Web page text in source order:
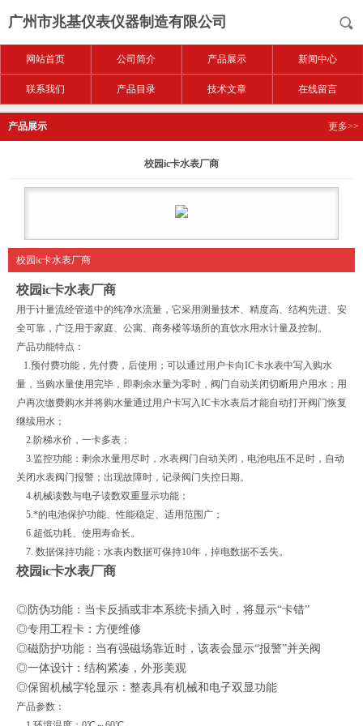
广州市兆基仪表仪器制造有限公司
网站首页 公司简介 产品展示 新闻中心
联系我们 产品目录 技术文章 在线留言
产品展示 更多>>
校园ic卡水表厂商
校园ic卡水表厂商
校园ic卡水表厂商
用于计量流经管道中的纯净水流量，它采用测量技术、精度高、结构先进、安
全可靠，广泛用于家庭、公寓、商务楼等场所的直饮水用水计量及控制。
产品功能特点：
1.预付费功能，先付费，后使用；可以通过用户卡向IC卡水表中写入购水
量，当购水量使用完毕，即剩余水量为零时，阀门自动关闭切断用户用水；用
户再次缴费购水并将购水量通过用户卡写入IC卡水表后才能自动打开阀门恢复
继续用水；
2.阶梯水价，一卡多表；
3.监控功能：剩余水量用尽时，水表阀门自动关闭，电池电压不足时，自动
关闭水表阀门报警；出现故障时，记录阀门失控日期。
4.机械读数与电子读数双重显示功能；
5.*的电池保护功能、性能稳定、适用范围广；
6.超低功耗、使用寿命长。
7. 数据保持功能：水表内数据可保持10年，掉电数据不丢失。
校园ic卡水表厂商
◎防伪功能：当卡反插或非本系统卡插入时，将显示“卡错”
◎专用工程卡：方便维修
◎磁防护功能：当有强磁场靠近时，该表会显示“报警”并关阀
◎一体设计：结构紧凑，外形美观
◎保留机械字轮显示：整表具有机械和电子双显功能
产品参数：